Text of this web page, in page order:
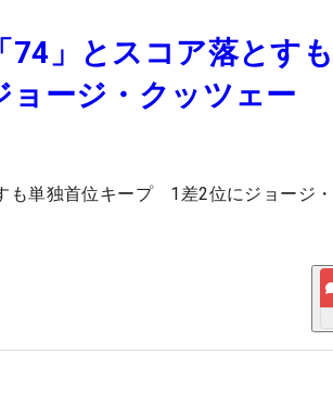
74」とスコア落とす
ージ・クッツェー
も単独首位キープ 1差2位にジョージ